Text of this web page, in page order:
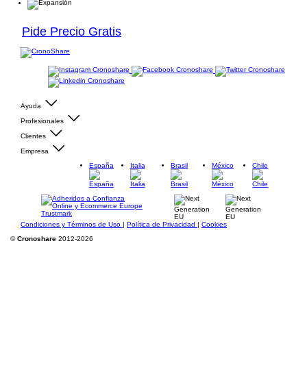
Pide Precio Gratis
Ayuda
Profesionales
Clientes
Empresa
España
Italia Brasil México Chile
Condiciones y Términos de Uso | Política de Privacidad | Cookies
©Cronoshare 2012-2026